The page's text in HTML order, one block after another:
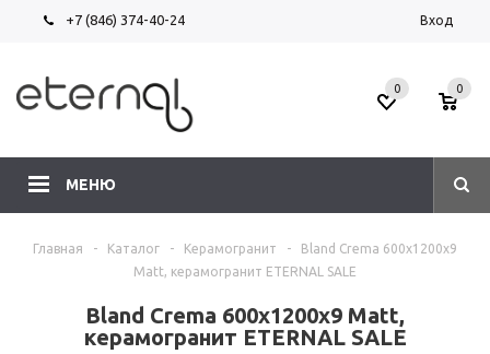
+7 (846) 374-40-24 Вход
МЕНЮ
0 0
Главная - Каталог - Керамогранит -
Bland Crema 600х1200х9
Matt, керамогранит ETERNAL SALE
Bland Crema 600х1200х9 Matt,
керамогранит ETERNAL SALE